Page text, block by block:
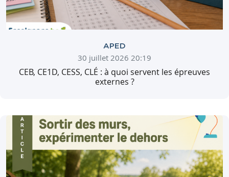
APED
30 juillet 2026 20:19
CEB, CE1D, CESS, CLÉ : à quoi servent les épreuves
externes ?